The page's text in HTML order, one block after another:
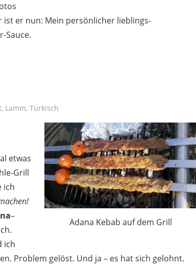
er nun: Mein persönlicher lieblings-
Sauce.
, Lamm, Türkisch
Adana Kebab auf dem Grill
etwas
Grill
ich
–
ich
Problem gelöst. Und ja – es hat sich gelohnt.